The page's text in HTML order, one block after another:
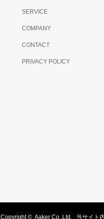
SERVICE
COMPANY
CONTACT
PRIVACY POLICY
Copyright © Aaker Co.,Ltd. 当サイト